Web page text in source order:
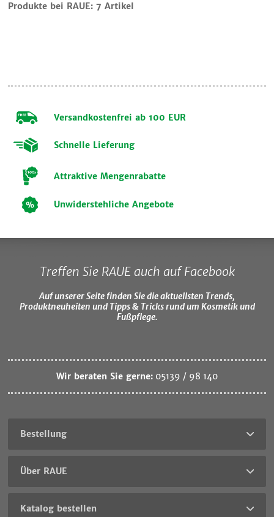
Einkauf
Produkte bei RAUE:7 Artikel
Versandkostenfrei ab 100 EUR
Schnelle Lieferung
Attraktive Mengenrabatte
Unwiderstehliche Angebote
Treffen Sie RAUE auch auf Facebook
Auf unserer Seite finden Sie die aktuellsten Trends,
Produktneuheiten und Tipps & Tricks rund um Kosmetik und
Fußpflege.
Wir beraten Sie gerne: 05139 / 98 140
Bestellung
Über RAUE
Katalog bestellen